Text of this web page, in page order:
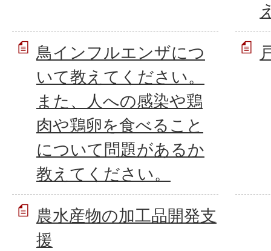
鳥インフルエンザにつ
いて教えてください。
また、人への感染や鶏
肉や鶏卵を食べること
について問題があるか
教えてください。
農水産物の加工品開発支
援